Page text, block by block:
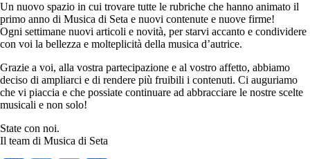
Un nuovo spazio in cui trovare tutte le rubriche che hanno animato il
primo anno di Musica di Seta e nuovi contenute e nuove firme!
Ogni settimane nuovi articoli e novità, per starvi accanto e condividere
con voi la bellezza e molteplicità della musica d’autrice.
Grazie a voi, alla vostra partecipazione e al vostro affetto, abbiamo
deciso di ampliarci e di rendere più fruibili i contenuti. Ci auguriamo
che vi piaccia e che possiate continuare ad abbracciare le nostre scelte
musicali e non solo!
State con noi.
Il team di Musica di Seta